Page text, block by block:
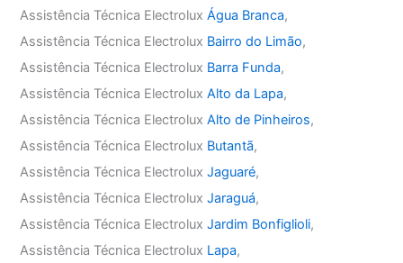
Assistência Técnica ElectroluxÁgua Branca,
Assistência Técnica Electrolux Bairro do Limão,
Assistência Técnica Electrolux Barra Funda,
Assistência Técnica ElectroluxAlto da Lapa,
Assistência Técnica ElectroluxAlto de Pinheiros,
Assistência Técnica Electrolux Butantã,
Assistência Técnica ElectroluxJaguaré,
Assistência Técnica ElectroluxJaraguá,
Assistência Técnica ElectroluxJardim Bonfiglioli,
Assistência Técnica Electrolux Lapa,